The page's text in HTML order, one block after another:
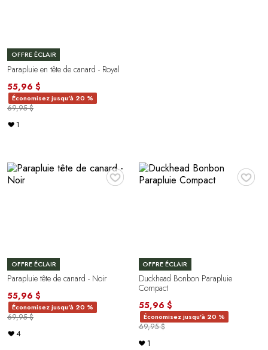
OFFRE ÉCLAIR
Parapluie en tête de canard - Royal
55,96 $
Économisez jusqu'à 20 %
69,95 $
1
♥
OFFRE ÉCLAIR
Parapluie tête de canard - Noir
55,96 $
Économisez jusqu'à 20 %
69,95 $
4
♥
OFFRE ÉCLAIR
Duckhead Bonbon Parapluie
Compact
55,96 $
Économisez jusqu'à 20 %
69,95 $
1